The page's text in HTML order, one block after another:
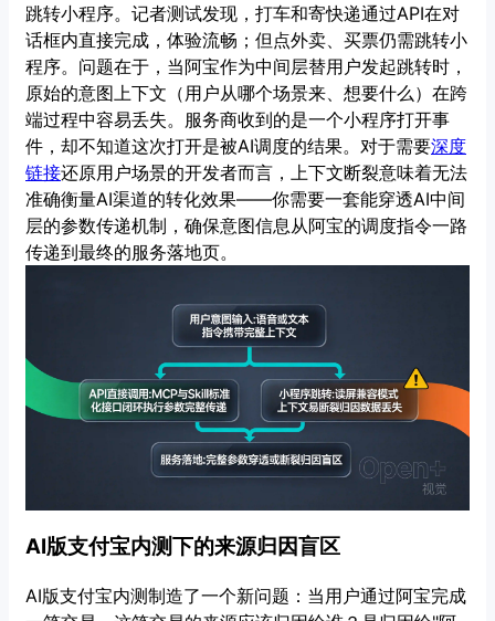
跳转小程序。记者测试发现，打车和寄快递通过API在对
话框内直接完成，体验流畅；但点外卖、买票仍需跳转小
程序。问题在于，当阿宝作为中间层替用户发起跳转时，
原始的意图上下文（用户从哪个场景来、想要什么）在跨
端过程中容易丢失。服务商收到的是一个小程序打开事
件，却不知道这次打开是被AI调度的结果。对于需要深度
链接还原用户场景的开发者而言，上下文断裂意味着无法
准确衡量AI渠道的转化效果——你需要一套能穿透AI中间
层的参数传递机制，确保意图信息从阿宝的调度指令一路
传递到最终的服务落地页。
AI版支付宝内测下的来源归因盲区
AI版支付宝内测制造了一个新问题：当用户通过阿宝完成